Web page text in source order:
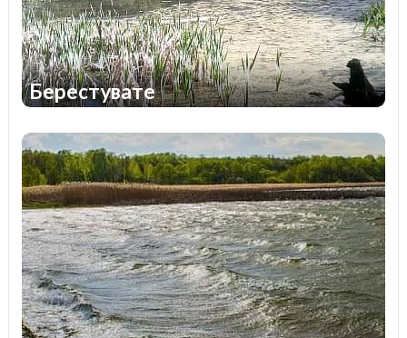
Берестувате
1 1